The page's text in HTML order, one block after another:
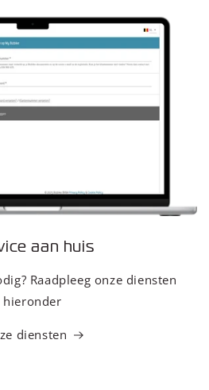
aan huis
Raadpleeg onze diensten
hieronder
diensten